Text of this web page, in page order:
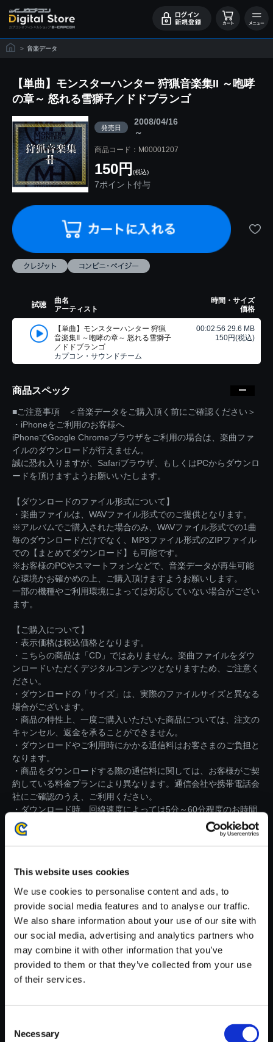
This website uses cookies
We use cookies to personalise content and ads, to
provide social media features and to analyse our traffic.
We also share information about your use of our site with
our social media, advertising and analytics partners who
may combine it with other information that you’ve
provided to them or that they’ve collected from your use
of their services.
Selection
Necessary
> 音楽データ
【単曲】モンスターハンター 狩猟音楽集II ～咆哮
の章～ 怒れる雪獅子／ドドブランゴ
発売日
2008/04/16
～
商品コード：M00001207
150円 (税込)
7ポイント付与
試聴
曲名
アーティスト
時間・サイズ
価格
【単曲】モンスターハンター 狩猟
音楽集II ～咆哮の章～ 怒れる雪獅子
／ドドブランゴ
カプコン・サウンドチーム
00:02:56 29.6 MB
150円(税込)
商品スペック
■ご注意事項 ＜音楽データをご購入頂く前にご確認ください＞
・iPhoneをご利用のお客様へ
iPhoneでGoogle Chromeブラウザをご利用の場合は、楽曲ファ
イルのダウンロードが行えません。
誠に恐れ入りますが、Safariブラウザ、もしくはPCからダウンロ
ードを頂けますようお願いいたします。
【ダウンロードのファイル形式について】
・楽曲ファイルは、WAVファイル形式でのご提供となります。
※アルバムでご購入された場合のみ、WAVファイル形式での1曲
毎のダウンロードだけでなく、MP3ファイル形式のZIPファイル
での【まとめてダウンロード】も可能です。
※お客様のPCやスマートフォンなどで、音楽データが再生可能
な環境かお確かめの上、ご購入頂けますようお願いします。
一部の機種やご利用環境によっては対応していない場合がござい
ます。
【ご購入について】
・表示価格は税込価格となります。
・こちらの商品は「CD」ではありません。楽曲ファイルをダウ
ンロードいただくデジタルコンテンツとなりますため、ご注意く
ださい。
・ダウンロードの「サイズ」は、実際のファイルサイズと異なる
場合がございます。
・商品の特性上、一度ご購入いただいた商品については、注文の
キャンセル、返金を承ることができません。
・ダウンロードやご利用時にかかる通信料はお客さまのご負担と
なります。
・商品をダウンロードする際の通信料に関しては、お客様がご契
約している料金プランにより異なります。通信会社や携帯電話会
社にご確認のうえ、ご利用ください。
・ダウンロード時、回線速度によっては5分～60分程度のお時間
がかかる場合がございます。
※ご購入いただいたファイルのダウンロードの際には、通信環境
が安定しているWifi環境でお試しください。
【単曲】モンスターハンター 狩
猟音楽集II ～咆哮の章～ 怒れる
雪獅子／ドドブランゴ